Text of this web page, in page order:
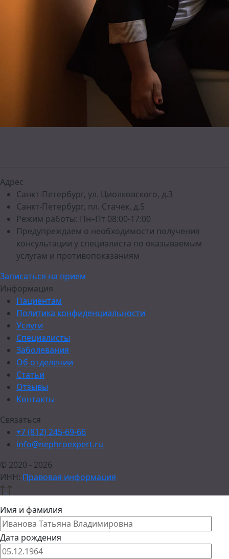
Адрес
Санкт-Петербург, ул. Циолковского, д.3
Санкт-Петербург, пл. Стачек, д.5
Режим работы: Пн–Пт 08:00-17:00
Предупреждаем о необходимости получения
консультации у специалиста по оказываемым
услугам и противопоказаниям
Записаться на прием
Информация
Пациентам
Политика конфиденциальности
Услуги
Специалисты
Заболевания
Об отделении
Статьи
Отзывы
Контакты
Связаться
+7 (812) 245-69-66
info@nephroexpert.ru
© 2020 - 2026
ИНН: Правовая информация
Имя и фамилия
Дата рождения